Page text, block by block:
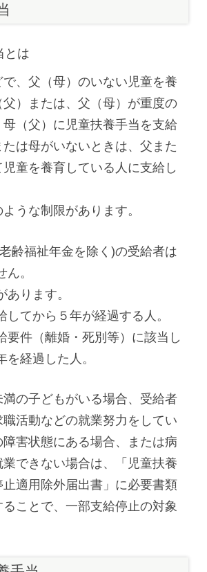
とは
、父（母）のいない児童を養
）または、父（母）が重度の
（父）に児童扶養手当を支給
たは母がいないときは、父また
童を養育している人に支給し
うな制限があります。
齢福祉年金を除く)の受給者は
。
あります。
してから５年が経過する人。
要件（離婚・死別等）に該当し
を経過した人。
の子どもがいる場合、受給者
活動などの就業努力をしてい
害状態にある場合、または病
できない場合は、「児童扶養
適用除外届出書」に必要書類
ことで、一部支給停止の対象